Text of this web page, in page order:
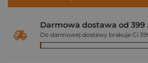
Darmowa dostawa od 399
Do darmowej dostawy brakuje Ci